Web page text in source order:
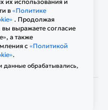
использования и
в«Политике
. Продолжая
выражаете согласие
а также
с«Политикой
.
данные обрабатывались,